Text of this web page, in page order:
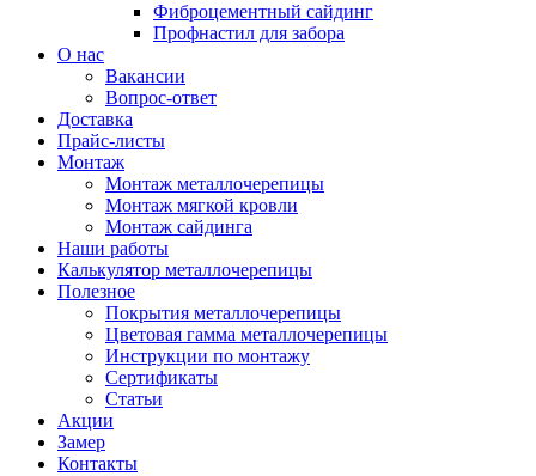
Фиброцементный сайдинг
Профнастил для забора
О нас
Вакансии
Вопрос-ответ
Доставка
Прайс-листы
Монтаж
Монтаж металлочерепицы
Монтаж мягкой кровли
Монтаж сайдинга
Наши работы
Калькулятор металлочерепицы
Полезное
Покрытия металлочерепицы
Цветовая гамма металлочерепицы
Инструкции по монтажу
Сертификаты
Статьи
Акции
Замер
Контакты